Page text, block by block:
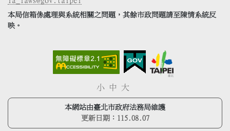
本局信箱係處理與系統相關之問題，其餘市政問題請至陳情系統反
映。
小 中 大
本網站由臺北市政府法務局維護
更新日期： 115.08.07